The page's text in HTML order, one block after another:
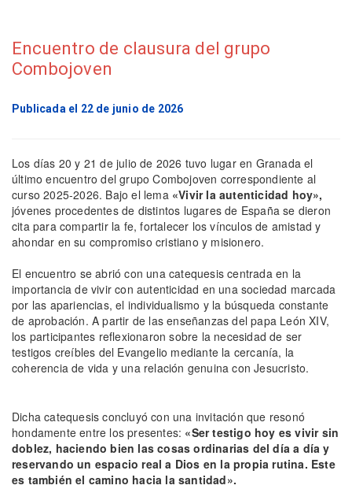
Encuentro de clausura del grupo
Combojoven
Publicada el 22 de junio de 2026
Los días 20 y 21 de julio de 2026 tuvo lugar en Granada el
último encuentro del grupo Combojoven correspondiente al
curso 2025-2026. Bajo el lema «Vivir la autenticidad hoy»,
jóvenes procedentes de distintos lugares de España se dieron
cita para compartir la fe, fortalecer los vínculos de amistad y
ahondar en su compromiso cristiano y misionero.
El encuentro se abrió con una catequesis centrada en la
importancia de vivir con autenticidad en una sociedad marcada
por las apariencias, el individualismo y la búsqueda constante
de aprobación. A partir de las enseñanzas del papa León XIV,
los participantes reflexionaron sobre la necesidad de ser
testigos creíbles del Evangelio mediante la cercanía, la
coherencia de vida y una relación genuina con Jesucristo.
Dicha catequesis concluyó con una invitación que resonó
hondamente entre los presentes: «Ser testigo hoy es vivir sin
doblez, haciendo bien las cosas ordinarias del día a día y
reservando un espacio real a Dios en la propia rutina. Este
es también el camino hacia la santidad».